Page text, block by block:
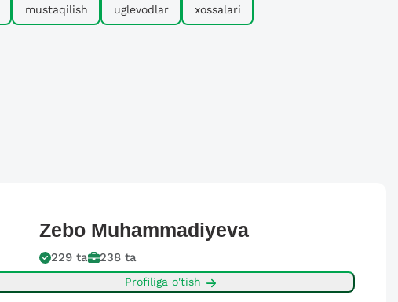
mustaqilish uglevodlar xossalari
Zebo Muhammadiyeva
229 ta 238 ta
Profiliga o'tish